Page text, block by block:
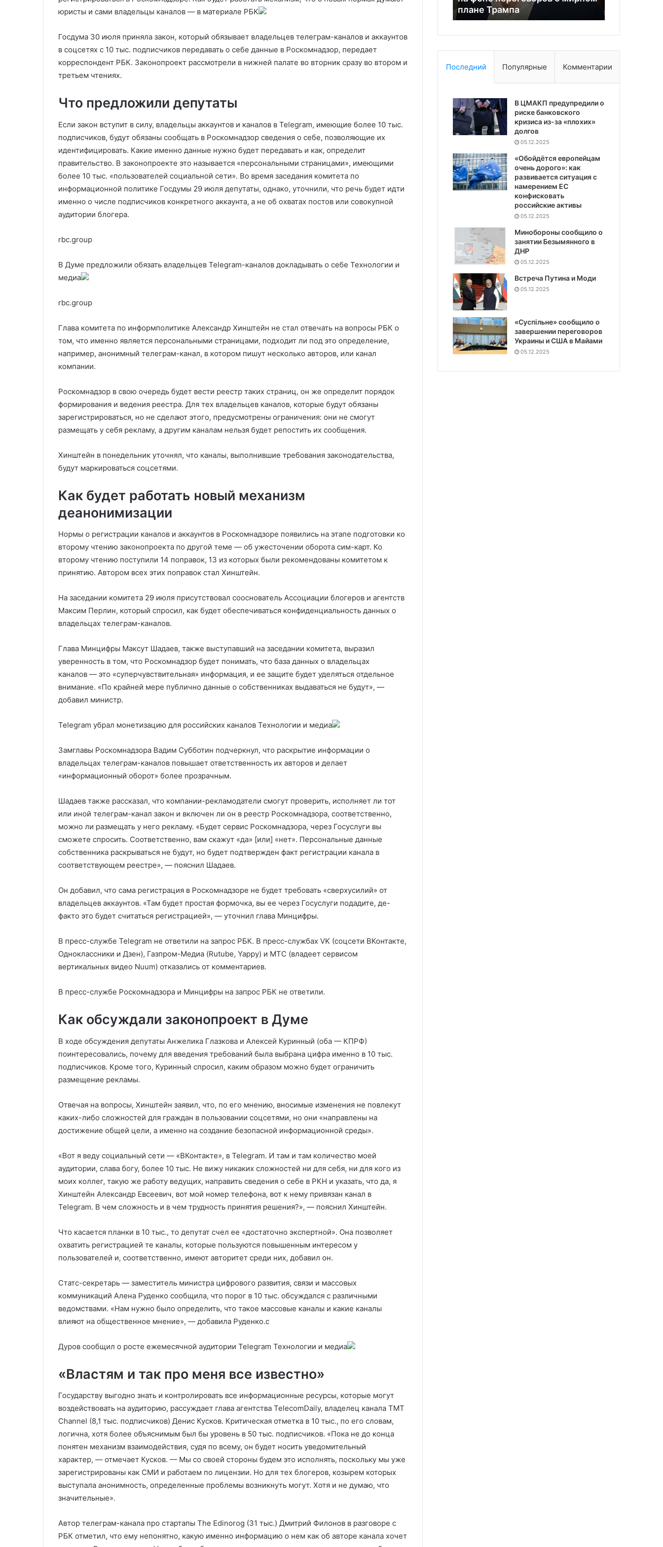
юристы и сами владельцы каналов — в материале РБК
Госдума 30 июля приняла закон, который обязывает владельцев телеграм-каналов и аккаунтов
в соцсетях с 10 тыс. подписчиков передавать о себе данные в Роскомнадзор, передает
корреспондент РБК. Законопроект рассмотрели в нижней палате во вторник сразу во втором и
третьем чтениях.
Что предложили депутаты
Если закон вступит в силу, владельцы аккаунтов и каналов в Telegram, имеющие более 10 тыс.
подписчиков, будут обязаны сообщать в Роскомнадзор сведения о себе, позволяющие их
идентифицировать. Какие именно данные нужно будет передавать и как, определит
правительство. В законопроекте это называется «персональными страницами», имеющими
более 10 тыс. «пользователей социальной сети». Во время заседания комитета по
информационной политике Госдумы 29 июля депутаты, однако, уточнили, что речь будет идти
именно о числе подписчиков конкретного аккаунта, а не об охватах постов или совокупной
аудитории блогера.
rbc.group
В Думе предложили обязать владельцев Telegram-каналов докладывать о себе Технологии и
медиа
rbc.group
Глава комитета по информполитике Александр Хинштейн не стал отвечать на вопросы РБК о
том, что именно является персональными страницами, подходит ли под это определение,
например, анонимный телеграм-канал, в котором пишут несколько авторов, или канал
компании.
Роскомнадзор в свою очередь будет вести реестр таких страниц, он же определит порядок
формирования и ведения реестра. Для тех владельцев каналов, которые будут обязаны
зарегистрироваться, но не сделают этого, предусмотрены ограничения: они не смогут
размещать у себя рекламу, а другим каналам нельзя будет репостить их сообщения.
Хинштейн в понедельник уточнял, что каналы, выполнившие требования законодательства,
будут маркироваться соцсетями.
Как будет работать новый механизм
деанонимизации
Нормы о регистрации каналов и аккаунтов в Роскомнадзоре появились на этапе подготовки ко
второму чтению законопроекта по другой теме — об ужесточении оборота сим-карт. Ко
второму чтению поступили 14 поправок, 13 из которых были рекомендованы комитетом к
принятию. Автором всех этих поправок стал Хинштейн.
На заседании комитета 29 июля присутствовал сооснователь Ассоциации блогеров и агентств
Максим Перлин, который спросил, как будет обеспечиваться конфиденциальность данных о
владельцах телеграм-каналов.
Глава Минцифры Максут Шадаев, также выступавший на заседании комитета, выразил
уверенность в том, что Роскомнадзор будет понимать, что база данных о владельцах
каналов — это «суперчувствительная» информация, и ее защите будет уделяться отдельное
внимание. «По крайней мере публично данные о собственниках выдаваться не будут», —
добавил министр.
Telegram убрал монетизацию для российских каналов Технологии и медиа
Замглавы Роскомнадзора Вадим Субботин подчеркнул, что раскрытие информации о
владельцах телеграм-каналов повышает ответственность их авторов и делает
«информационный оборот» более прозрачным.
Шадаев также рассказал, что компании-рекламодатели смогут проверить, исполняет ли тот
или иной телеграм-канал закон и включен ли он в реестр Роскомнадзора, соответственно,
можно ли размещать у него рекламу. «Будет сервис Роскомнадзора, через Госуслуги вы
сможете спросить. Соответственно, вам скажут «да» [или] «нет». Персональные данные
собственника раскрываться не будут, но будет подтвержден факт регистрации канала в
соответствующем реестре», — пояснил Шадаев.
Он добавил, что сама регистрация в Роскомнадзоре не будет требовать «сверхусилий» от
владельцев аккаунтов. «Там будет простая формочка, вы ее через Госуслуги подадите, де-
факто это будет считаться регистрацией», — уточнил глава Минцифры.
В пресс-службе Telegram не ответили на запрос РБК. В пресс-службах VK (соцсети ВКонтакте,
Одноклассники и Дзен), Газпром-Медиа (Rutube, Yappy) и МТС (владеет сервисом
вертикальных видео Nuum) отказались от комментариев.
В пресс-службе Роскомнадзора и Минцифры на запрос РБК не ответили.
Как обсуждали законопроект в Думе
В ходе обсуждения депутаты Анжелика Глазкова и Алексей Куринный (оба — КПРФ)
поинтересовались, почему для введения требований была выбрана цифра именно в 10 тыс.
подписчиков. Кроме того, Куринный спросил, каким образом можно будет ограничить
размещение рекламы.
Отвечая на вопросы, Хинштейн заявил, что, по его мнению, вносимые изменения не повлекут
каких-либо сложностей для граждан в пользовании соцсетями, но они «направлены на
достижение общей цели, а именно на создание безопасной информационной среды».
«Вот я веду социальный сети — «ВКонтакте», в Telegram. И там и там количество моей
аудитории, слава богу, более 10 тыс. Не вижу никаких сложностей ни для себя, ни для кого из
моих коллег, такую же работу ведущих, направить сведения о себе в РКН и указать, что да, я
Хинштейн Александр Евсеевич, вот мой номер телефона, вот к нему привязан канал в
Telegram. В чем сложность и в чем трудность принятия решения?», — пояснил Хинштейн.
Что касается планки в 10 тыс., то депутат счел ее «достаточно экспертной». Она позволяет
охватить регистрацией те каналы, которые пользуются повышенным интересом у
пользователей и, соответственно, имеют авторитет среди них, добавил он.
Статс-секретарь — заместитель министра цифрового развития, связи и массовых
коммуникаций Алена Руденко сообщила, что порог в 10 тыс. обсуждался с различными
ведомствами. «Нам нужно было определить, что такое массовые каналы и какие каналы
влияют на общественное мнение», — добавила Руденко.c
Дуров сообщил о росте ежемесячной аудитории Telegram Технологии и медиа
«Властям и так про меня все известно»
Государству выгодно знать и контролировать все информационные ресурсы, которые могут
воздействовать на аудиторию, рассуждает глава агентства TelecomDaily, владелец канала TMT
Channel (8,1 тыс. подписчиков) Денис Кусков. Критическая отметка в 10 тыс., по его словам,
логична, хотя более объяснимым был бы уровень в 50 тыс. подписчиков. «Пока не до конца
понятен механизм взаимодействия, судя по всему, он будет носить уведомительный
характер, — отмечает Кусков. — Мы со своей стороны будем это исполнять, поскольку мы уже
зарегистрированы как СМИ и работаем по лицензии. Но для тех блогеров, козырем которых
выступала анонимность, определенные проблемы возникнуть могут. Хотя и не думаю, что
значительные».
Автор телеграм-канала про стартапы The Edinorog (31 тыс.) Дмитрий Филонов в разговоре с
РБК отметил, что ему непонятно, какую именно информацию о нем как об авторе канала хочет
торговой палаты
пошлин Дональдом Трампом
тикающих часах Судного дня
Последний Популярные Комментарии
В ЦМАКП предупредили о
риске банковского
кризиса из-за «плохих»
долгов
05.12.2025
«Обойдётся европейцам
очень дорого»: как
развивается ситуация с
намерением ЕС
конфисковать
российские активы
05.12.2025
Минобороны сообщило о
занятии Безымянного в
ДНР
05.12.2025
Встреча Путина и Моди
05.12.2025
«Суспiльне» сообщило о
завершении переговоров
Украины и США в Майами
05.12.2025